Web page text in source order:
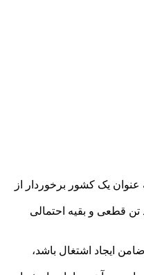
یک کشور برخوردار از
و میزان ذخایر شناسایی شده معدنی ایران تا پیش از شروع به کار دولت یازدهم 57 میلیارد تن بود که از این رقم حدود 37 میلیارد تن قطعی و بقیه احتمالی
تواند ضامن ایجاد اشتغال باشد،